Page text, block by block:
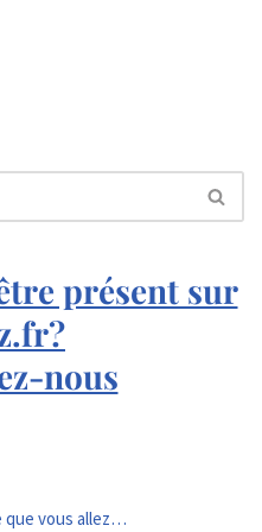
présent sur
nous
que vous allez…